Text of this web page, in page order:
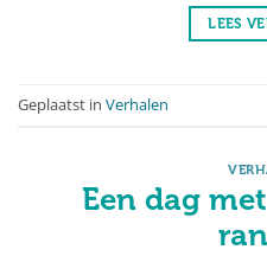
LEES
Geplaatst in Verhalen
Een dag